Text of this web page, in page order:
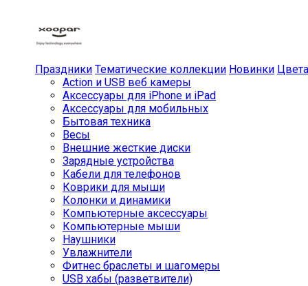
Праздники Тематические коллекции Новинки Цвета
Action и USB веб камеры
Аксессуары для iPhone и iPad
Аксессуары для мобильных
Бытовая техника
Весы
Внешние жесткие диски
Зарядные устройства
Кабели для телефонов
Коврики для мыши
Колонки и динамики
Компьютерные аксессуары
Компьютерные мыши
Наушники
Увлажнители
Фитнес браслеты и шагомеры
USB хабы (разветвители)